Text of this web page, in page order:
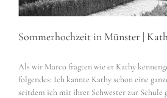
Sommerhochzeit in Münster |
Als wir Marco fragten wie er Kathy
folgendes: Ich kannte Kathy schon eine
seitdem ich mit ihrer Schwester zur Schule